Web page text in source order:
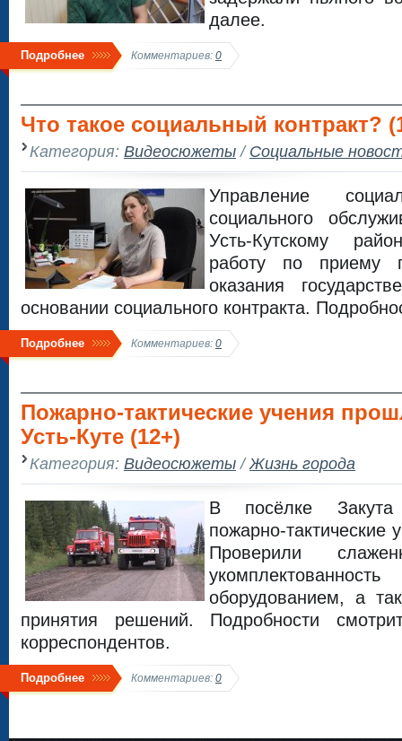
далее.
Подробнее Комментариев: 0
Что такое социальный контракт?
Категория: Видеосюжеты/Социальные
Управление
социального
Усть-Кутскому
работу по приему
оказания
основании социального контракта.
Подробнее Комментариев: 0
Пожарно-тактические учения
Усть-Куте (12+)
Категория: Видеосюжеты/Жизнь города
В посёлке Закута
пожарно-тактические
Проверили
оборудованием, а
принятия решений. Подробности
корреспондентов.
Подробнее Комментариев: 0